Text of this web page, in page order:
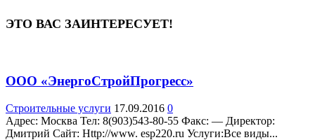
ЭТО ВАС ЗАИНТЕРЕСУЕТ!
ООО «ЭнергоСтройПрогресс»
Строительные услуги 17.09.2016 0
Адрес: Москва Teл: 8(903)543-80-55 Факс: — Директор:
Дмитрий Сайт: Http://www. esp220.ru Услуги:Все виды...